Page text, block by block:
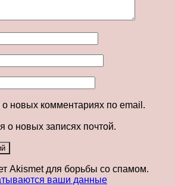
новых комментариях по email.
о новых записях почтой.
Akismet для борьбы со спамом.
ваши данные